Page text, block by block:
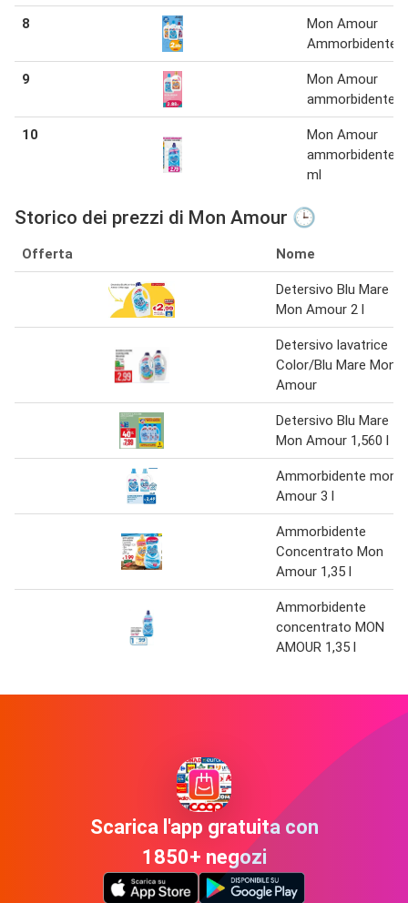
8
Mon Amour
Ammorbidente
9
Mon Amour
ammorbidente
10
Mon Amour
ammorbidente
ml
Storico dei prezzi di Mon Amour 🕒
Offerta Nome
Detersivo Blu Mare
Mon Amour 2 l
Detersivo lavatrice
Color/Blu Mare Mon
Amour
Detersivo Blu Mare
Mon Amour 1,560 l
Ammorbidente mon
Amour 3 l
Ammorbidente
Concentrato Mon
Amour 1,35 l
Ammorbidente
concentrato MON
AMOUR 1,35 l
Scarica l'app gratuita con
1850+ negozi